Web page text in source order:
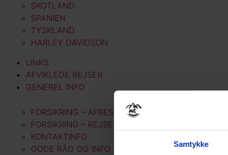
Samtykke
SKOTLAND
SPANIEN
TYSKLAND
HARLEY DAVIDSON
LINKS
AFVIKLEDE REJSER
GENEREL INFO
FORSIKRING – AFBESTILLING
FORSIKRING – REJSE
KONTAKTINFO
GODE RÅD OG INFO